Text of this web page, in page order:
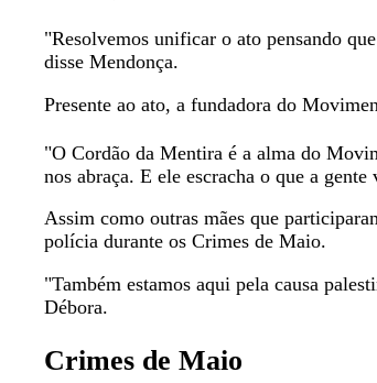
"Resolvemos unificar o ato pensando
disse Mendonça.
Presente ao ato, a fundadora do
"O Cordão da Mentira é a alma do
nos abraça. E ele escracha o que a
Assim como outras mães que
polícia durante os Crimes de Maio.
"Também estamos aqui pela causa
Débora.
Crimes de Maio